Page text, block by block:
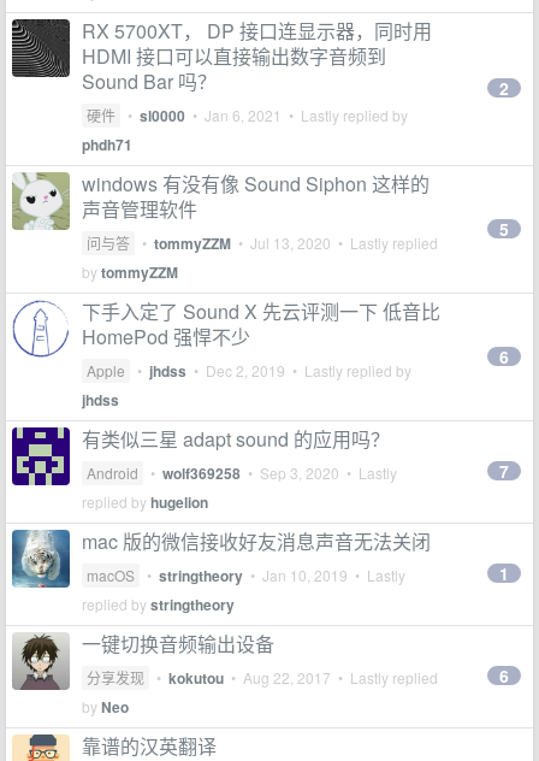
RX 5700XT， DP 接口连显示器，同时用
HDMI 接口可以直接输出数字音频到
Sound Bar 吗？
硬件 • sl0000 • Jan 6, 2021 • Lastly replied by
phdh71
2
windows 有没有像 Sound Siphon 这样的
声音管理软件
问与答 • tommyZZM • Jul 13, 2020 • Lastly replied
bytommyZZM
5
下手入定了 Sound X 先云评测一下 低音比
HomePod 强悍不少
Apple • jhdss • Dec 2, 2019 • Lastly replied by
jhdss
6
有类似三星 adapt sound 的应用吗？
Android • wolf369258 • Sep 3, 2020 • Lastly
replied byhugelion
7
mac 版的微信接收好友消息声音无法关闭
macOS • stringtheory • Jan 10, 2019 • Lastly
replied bystringtheory
1
一键切换音频输出设备
分享发现 • kokutou • Aug 22, 2017 • Lastly replied
byNeo
6
靠谱的汉英翻译